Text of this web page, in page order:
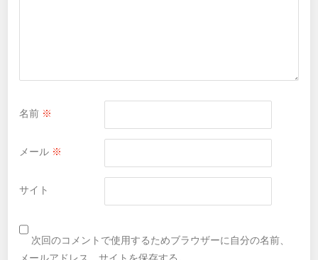
名前 ※
メール ※
サイト
次回のコメントで使用するためブラウザーに自分の名前、